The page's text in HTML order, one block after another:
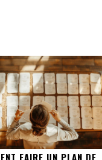
FAIRE UN PLAN DE